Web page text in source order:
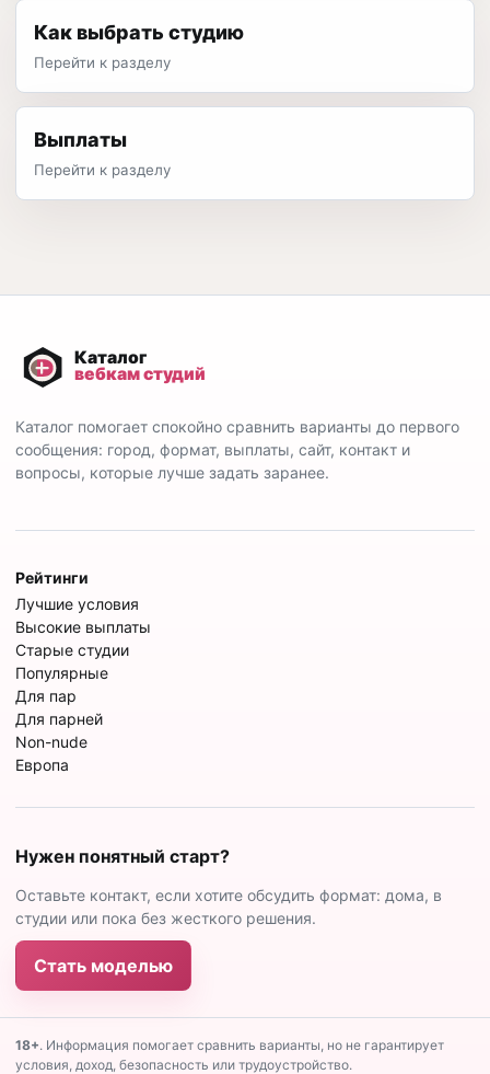
Как выбрать студию
Перейти к разделу
Выплаты
Перейти к разделу
Каталог помогает спокойно сравнить варианты до первого
сообщения: город, формат, выплаты, сайт, контакт и
вопросы, которые лучше задать заранее.
Рейтинги
Лучшие условия
Высокие выплаты
Старые студии
Популярные
Для пар
Для парней
Non-nude
Европа
Нужен понятный старт?
Оставьте контакт, если хотите обсудить формат: дома, в
студии или пока без жесткого решения.
Стать моделью
18+. Информация помогает сравнить варианты, но не гарантирует
условия, доход, безопасность или трудоустройство.